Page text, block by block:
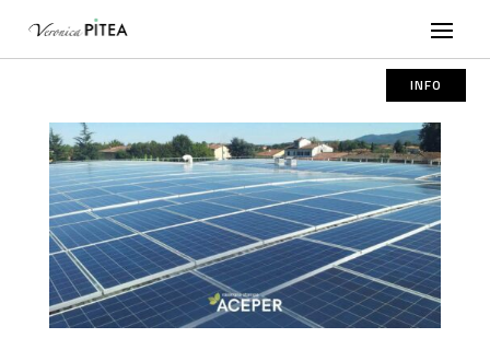
INFO